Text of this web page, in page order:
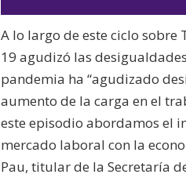
A lo largo de este ciclo sobre
19 agudizó las
pandemia ha “agudizado
aumento de la carga en el
este episodio abordamos el
mercado laboral con la
Pau, titular de la Secretaría